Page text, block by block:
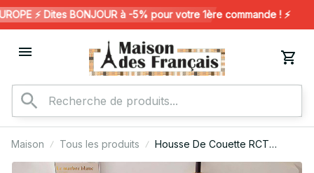
⚡️ Dites BONJOUR à -5% pour votre 1ère commande ! ⚡️
Maison Tous les produits
Housse De Couette RCT
Toulonnais Rugby Club 12